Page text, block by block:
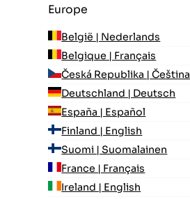
Europe
België | Nederlands
Belgique | Français
Česká Republika | Čeština
Deutschland | Deutsch
España | Español
Finland | English
Suomi | Suomalainen
France | Français
Ireland | English